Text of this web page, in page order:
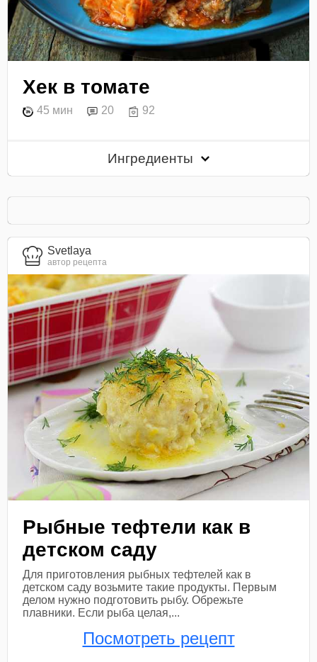
Хек в томате
45 мин 20 92
Ингредиенты
Svetlaya
автор рецепта
Рыбные тефтели как в
детском саду
Для приготовления рыбных тефтелей как в
детском саду возьмите такие продукты. Первым
делом нужно подготовить рыбу. Обрежьте
плавники. Если рыба целая,...
Посмотреть рецепт